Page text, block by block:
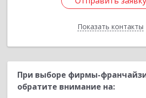
Показать контакты
Назад
При выборе фирмы-
обратите внимание на: